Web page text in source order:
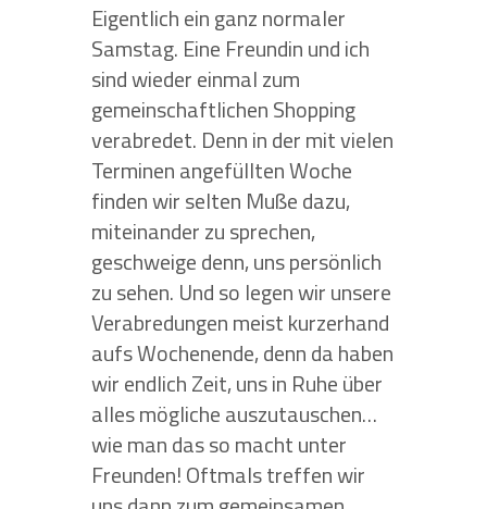
Eigentlich ein ganz normaler
Samstag. Eine Freundin und ich
sind wieder einmal zum
gemeinschaftlichen Shopping
verabredet. Denn in der mit vielen
Terminen angefüllten Woche
finden wir selten Muße dazu,
miteinander zu sprechen,
geschweige denn, uns persönlich
zu sehen. Und so legen wir unsere
Verabredungen meist kurzerhand
aufs Wochenende, denn da haben
wir endlich Zeit, uns in Ruhe über
alles mögliche auszutauschen…
wie man das so macht unter
Freunden! Oftmals treffen wir